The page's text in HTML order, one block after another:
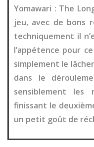
Yomawari : The
jeu, avec de bons
techniquement il
l’appétence pour
simplement le
dans le
sensiblement les
finissant le
un petit goût de